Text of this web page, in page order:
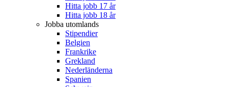
Hitta jobb 17 år
Hitta jobb 18 år
Jobba utomlands
Stipendier
Belgien
Frankrike
Grekland
Nederländerna
Spanien